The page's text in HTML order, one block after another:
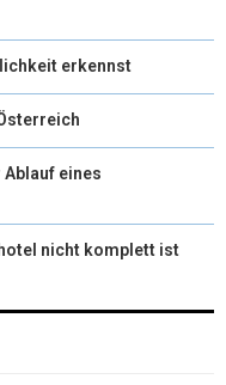
erkennst
eines
nicht komplett ist